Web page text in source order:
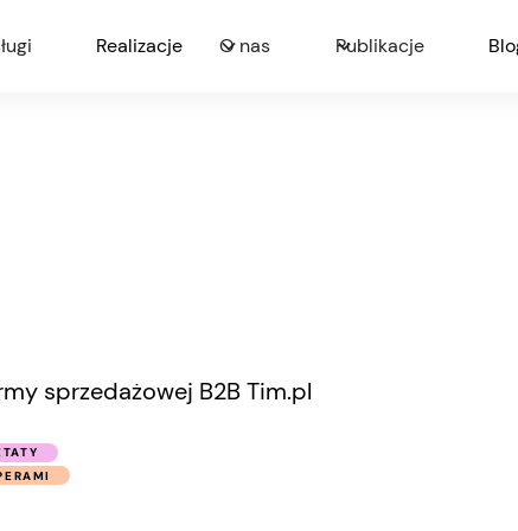
Realizacje O nas Publikacje
sprzedażowej B2B Tim.pl